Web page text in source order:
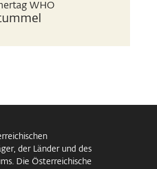
WHO
der Länder und des
Die Österreichische